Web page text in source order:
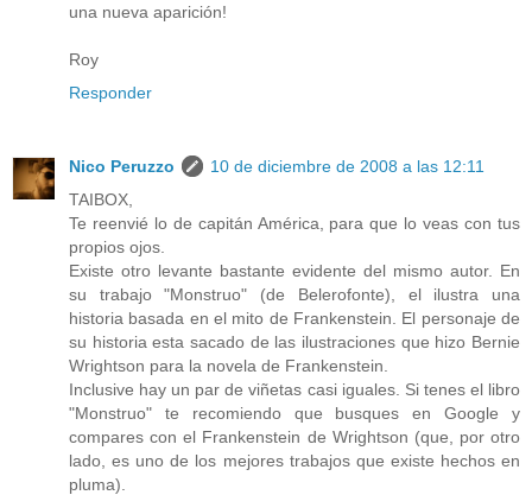
una nueva aparición!
Roy
Responder
Nico Peruzzo
10 de diciembre de 2008 a las 12:11
TAIBOX,
Te reenvié lo de capitán América, para que lo veas con tus
propios ojos.
Existe otro levante bastante evidente del mismo autor. En
su trabajo "Monstruo" (de Belerofonte), el ilustra una
historia basada en el mito de Frankenstein. El personaje de
su historia esta sacado de las ilustraciones que hizo Bernie
Wrightson para la novela de Frankenstein.
Inclusive hay un par de viñetas casi iguales. Si tenes el libro
"Monstruo" te recomiendo que busques en Google y
compares con el Frankenstein de Wrightson (que, por otro
lado, es uno de los mejores trabajos que existe hechos en
pluma).